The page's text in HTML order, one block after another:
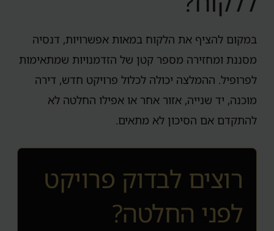
במקום להציף את הלקוח במאות אפשרויות, דנסיה
מסננת ומחזירה מספר קטן של הזדמנויות שמתאימות
לפרופיל. ההמלצה יכולה לכלול פרויקט חדש, דירה
מוכנה, יד שנייה, אזור אחר או אפילו החלטה לא
להתקדם אם הסיכון לא מתאים.
רוצים לבדוק פרויקט
לפני החלטה?